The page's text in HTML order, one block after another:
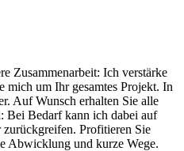
Zusammenarbeit: Ich verstärke
mich um Ihr gesamtes Projekt. In
Auf Wunsch erhalten Sie alle
Bei Bedarf kann ich dabei auf
Profitieren Sie
Abwicklung und kurze Wege.